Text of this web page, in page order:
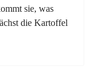
sie, was
die Kartoffel